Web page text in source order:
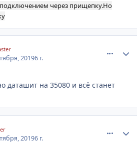
через прищепку.Но
20196 г.
даташит на 35080 и всё станет
20196 г.